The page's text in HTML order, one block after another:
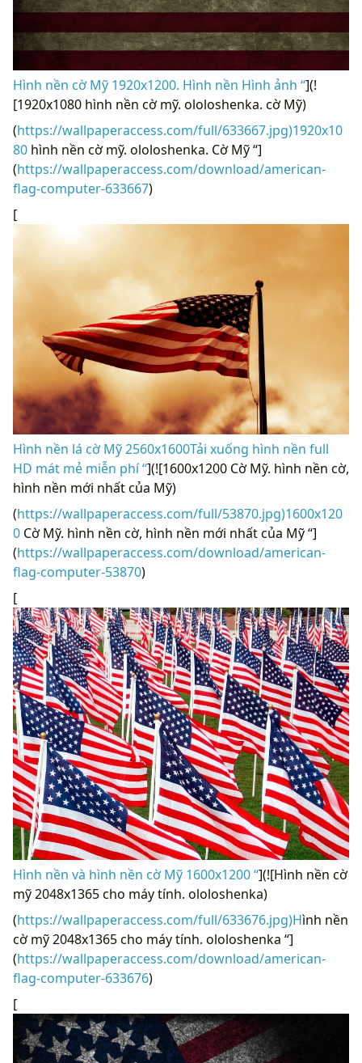
Hình nền cờ Mỹ 1920x1200. Hình nền Hình ảnh “](!
[1920x1080 hình nền cờ mỹ. ololoshenka. cờ Mỹ)
(https://wallpaperaccess.com/full/633667.jpg)1920x10
80 hình nền cờ mỹ. ololoshenka. Cờ Mỹ “]
(https://wallpaperaccess.com/download/american-
flag-computer-633667)
[
Hình nền lá cờ Mỹ 2560x1600Tải xuống hình nền full
HD mát mẻ miễn phí “](![1600x1200 Cờ ​​Mỹ. hình nền cờ,
hình nền mới nhất của Mỹ)
(https://wallpaperaccess.com/full/53870.jpg)1600x120
0 Cờ ​​Mỹ. hình nền cờ, hình nền mới nhất của Mỹ “]
(https://wallpaperaccess.com/download/american-
flag-computer-53870)
[
Hình nền và hình nền cờ Mỹ 1600x1200 “](![Hình nền cờ
mỹ 2048x1365 cho máy tính. ololoshenka)
(https://wallpaperaccess.com/full/633676.jpg)Hình nền
cờ mỹ 2048x1365 cho máy tính. ololoshenka “]
(https://wallpaperaccess.com/download/american-
flag-computer-633676)
[